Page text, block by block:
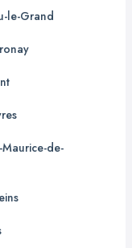
le-Grand
Maurice-de-